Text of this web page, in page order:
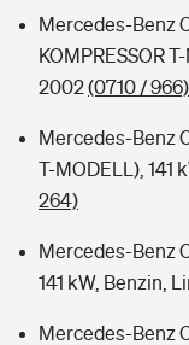
Mercedes-Benz
KOMPRESSOR
2002(0710 / 966)
Mercedes-Benz
T-MODELL), 141
264)
Mercedes-Benz
141 kW, Benzin,
Mercedes-Benz